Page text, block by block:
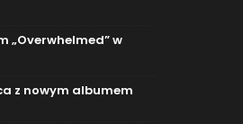
„Overwhelmed” w
z nowym albumem